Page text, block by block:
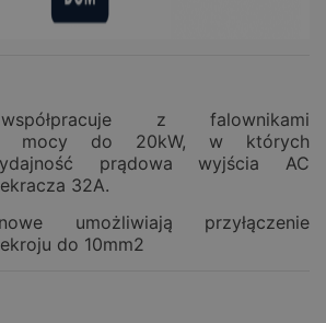
z falownikami
mocy do 20kW, w których
prądowa wyjścia AC
32A.
umożliwiają przyłączenie
do 10mm2